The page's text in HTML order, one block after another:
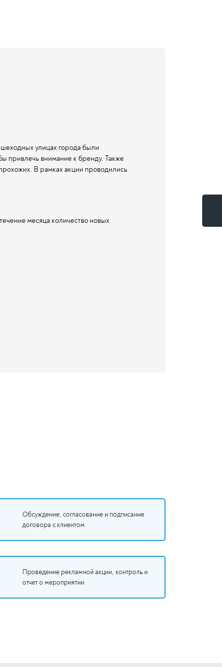
улицах города были
привлечь внимание к бренду. Также
В рамках акции проводились
месяца количество новых
Обсуждение, согласование и подписание
договора с клиентом
Проведение рекламной акции, контроль и
отчет о мероприятии